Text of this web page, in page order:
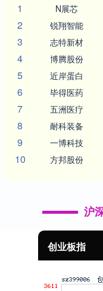
1
N展芯
2 锐翔智能
3 志特新材
4 博腾股份
5 近岸蛋白
6 毕得医药
7 五洲医疗
8 耐科装备
9 一博科技
10 方邦股份
沪
创业板指